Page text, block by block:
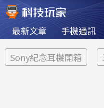
最新文章 手機通訊
Sony紀念耳機開箱